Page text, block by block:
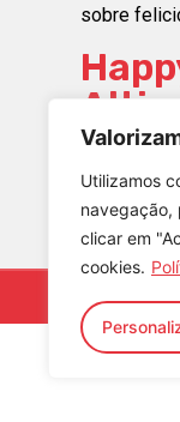
Utilizamos
navegação,
clicar em
cookies.
sobre
© 2023 –